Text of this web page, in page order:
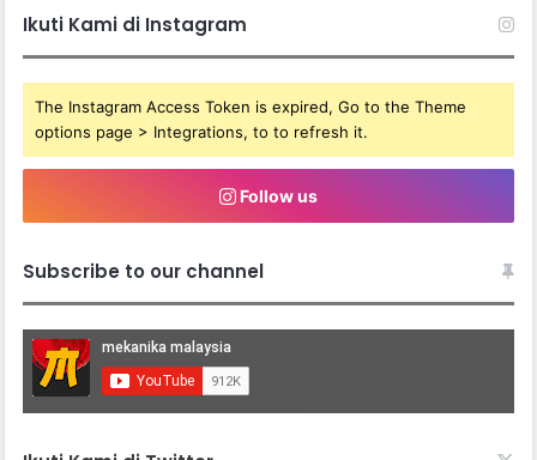
Ikuti Kami di Instagram
The Instagram Access Token is expired, Go to the Theme
options page > Integrations, to to refresh it.
Follow us
Subscribe to our channel